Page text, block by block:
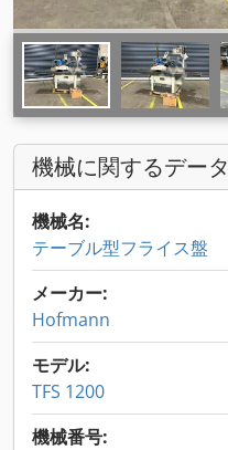
機械に関するデータ
機械名:
テーブル型フライス盤
メーカー:
Hofmann
モデル:
TFS 1200
機械番号: